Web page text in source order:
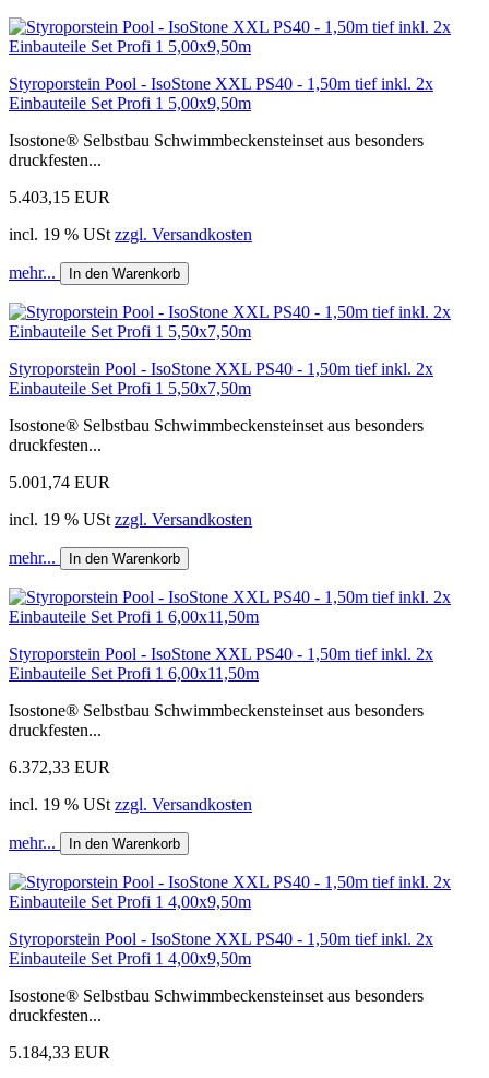
Styroporstein Pool - IsoStone XXL PS40 - 1,50m tief inkl. 2x
Einbauteile Set Profi 1 5,00x9,50m
Isostone® Selbstbau Schwimmbeckensteinset aus besonders
druckfesten...
5.403,15 EUR
incl. 19 % USt zzgl. Versandkosten
mehr... In den Warenkorb
Styroporstein Pool - IsoStone XXL PS40 - 1,50m tief inkl. 2x
Einbauteile Set Profi 1 5,50x7,50m
Isostone® Selbstbau Schwimmbeckensteinset aus besonders
druckfesten...
5.001,74 EUR
incl. 19 % USt zzgl. Versandkosten
mehr... In den Warenkorb
Styroporstein Pool - IsoStone XXL PS40 - 1,50m tief inkl. 2x
Einbauteile Set Profi 1 6,00x11,50m
Isostone® Selbstbau Schwimmbeckensteinset aus besonders
druckfesten...
6.372,33 EUR
incl. 19 % USt zzgl. Versandkosten
mehr... In den Warenkorb
Styroporstein Pool - IsoStone XXL PS40 - 1,50m tief inkl. 2x
Einbauteile Set Profi 1 4,00x9,50m
Isostone® Selbstbau Schwimmbeckensteinset aus besonders
druckfesten...
5.184,33 EUR